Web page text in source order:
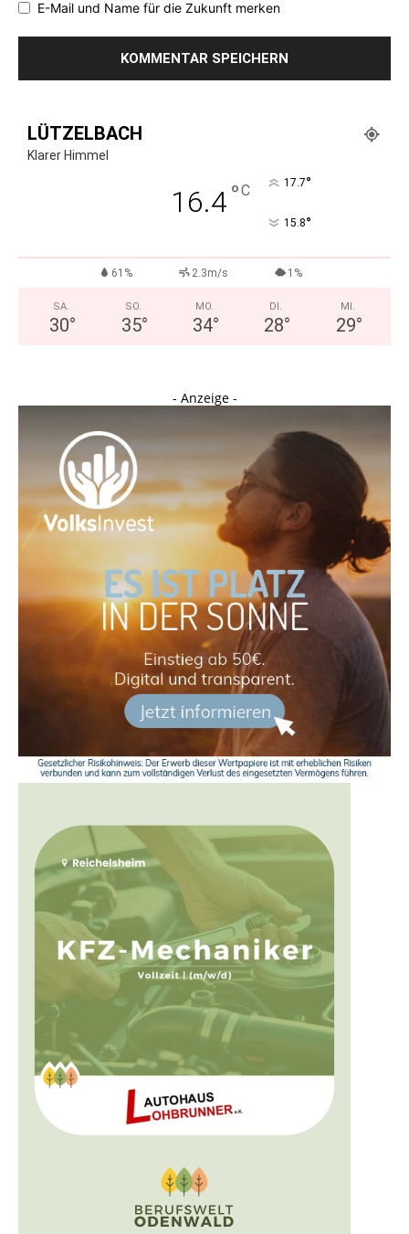
E-Mail und Name für die Zukunft merken
LÜTZELBACH
Klarer Himmel
16.4°C 17.7°
15.8°
61% 2.3m/s 1%
SA.
30°
SO.
35°
MO.
34°
DI.
28°
MI.
29°
- Anzeige -